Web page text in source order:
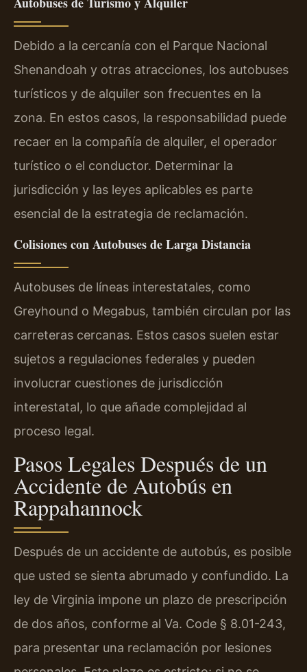
Debido a la cercanía con el Parque Nacional
Shenandoah y otras atracciones, los autobuses
turísticos y de alquiler son frecuentes en la
zona. En estos casos, la responsabilidad puede
recaer en la compañía de alquiler, el operador
turístico o el conductor. Determinar la
jurisdicción y las leyes aplicables es parte
esencial de la estrategia de reclamación.
Colisiones con Autobuses de Larga Distancia
Autobuses de líneas interestatales, como
Greyhound o Megabus, también circulan por las
carreteras cercanas. Estos casos suelen estar
sujetos a regulaciones federales y pueden
involucrar cuestiones de jurisdicción
interestatal, lo que añade complejidad al
proceso legal.
Pasos Legales Después de un
Accidente de Autobús en
Rappahannock
Después de un accidente de autobús, es posible
que usted se sienta abrumado y confundido. La
ley de Virginia impone un plazo de prescripción
de dos años, conforme al Va. Code § 8.01-243,
para presentar una reclamación por lesiones